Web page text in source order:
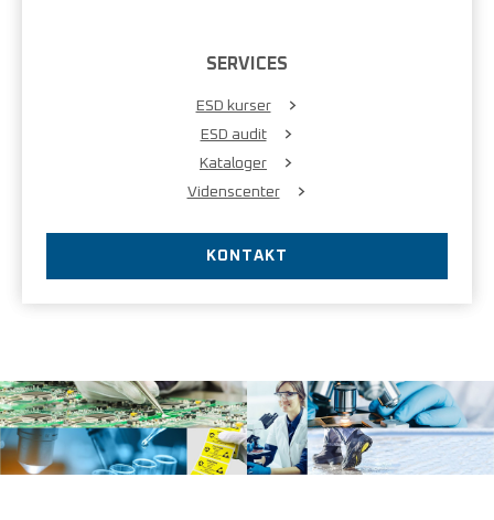
SERVICES
ESD kurser
ESD audit
Kataloger
Videnscenter
KONTAKT